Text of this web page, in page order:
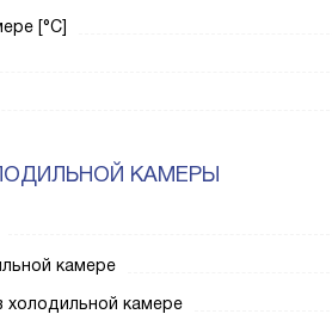
[°C]
КАМЕРЫ
камере
холодильной камере